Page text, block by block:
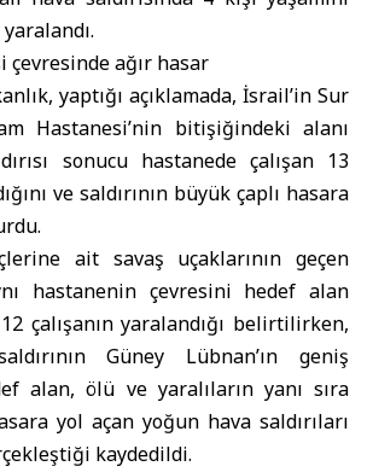
çevresinde ağır hasar
yaptığı açıklamada, İsrail’in Sur
Hastanesi’nin bitişiğindeki alanı
sonucu hastanede çalışan 13
ve saldırının büyük çaplı hasara
ait savaş uçaklarının geçen
hastanenin çevresini hedef alan
12 çalışanın yaralandığı belirtilirken,
Güney Lübnan’ın geniş
alan, ölü ve yaralıların yanı sıra
yol açan yoğun hava saldırıları
kaydedildi.